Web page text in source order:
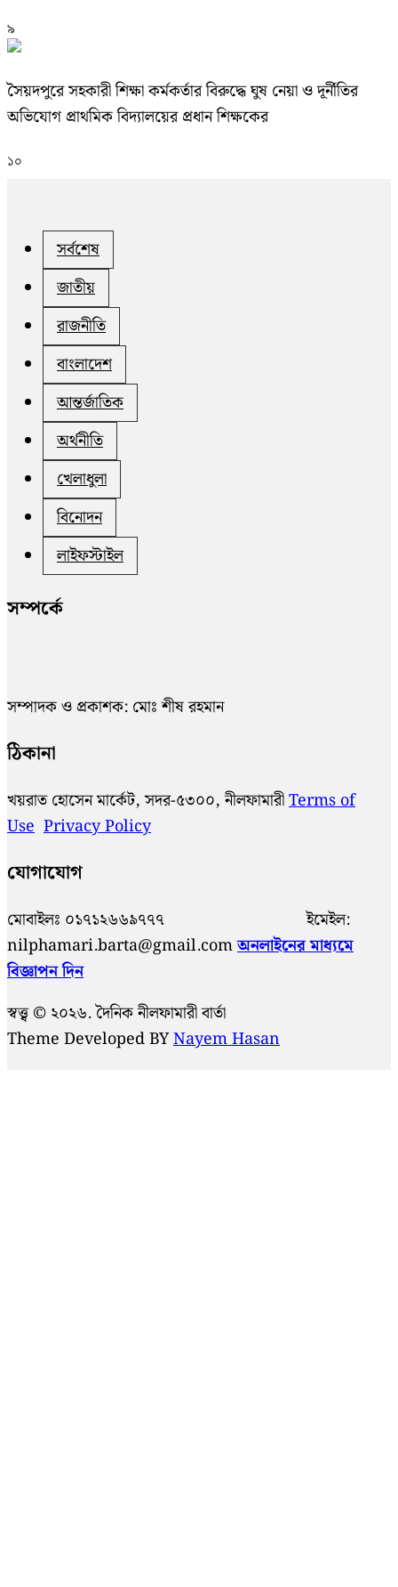
৯
সৈয়দপুরে সহকারী শিক্ষা কর্মকর্তার বিরুদ্ধে ঘুষ নেয়া ও দূর্নীতির
অভিযোগ প্রাথমিক বিদ্যালয়ের প্রধান শিক্ষকের
১০
সর্বশেষ
জাতীয়
রাজনীতি
বাংলাদেশ
আন্তর্জাতিক
অর্থনীতি
খেলাধুলা
বিনোদন
লাইফস্টাইল
সম্পর্কে
সম্পাদক ও প্রকাশক: মোঃ শীষ রহমান
ঠিকানা
খয়রাত হোসেন মার্কেট, সদর-৫৩০০, নীলফামারীTerms of
Use Privacy Policy
যোগাযোগ
মোবাইলঃ ০১৭১২৬৬৯৭৭৭ ইমেইল:
nilphamari.barta@gmail.comঅনলাইনের মাধ্যমে
বিজ্ঞাপন দিন
স্বত্ত্ব © ২০২৬. দৈনিক নীলফামারী বার্তা
Theme Developed BYNayem Hasan